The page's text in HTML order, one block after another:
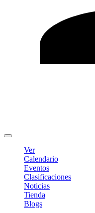
Ver
Calendario
Eventos
Clasificaciones
Noticias
Tienda
Blogs